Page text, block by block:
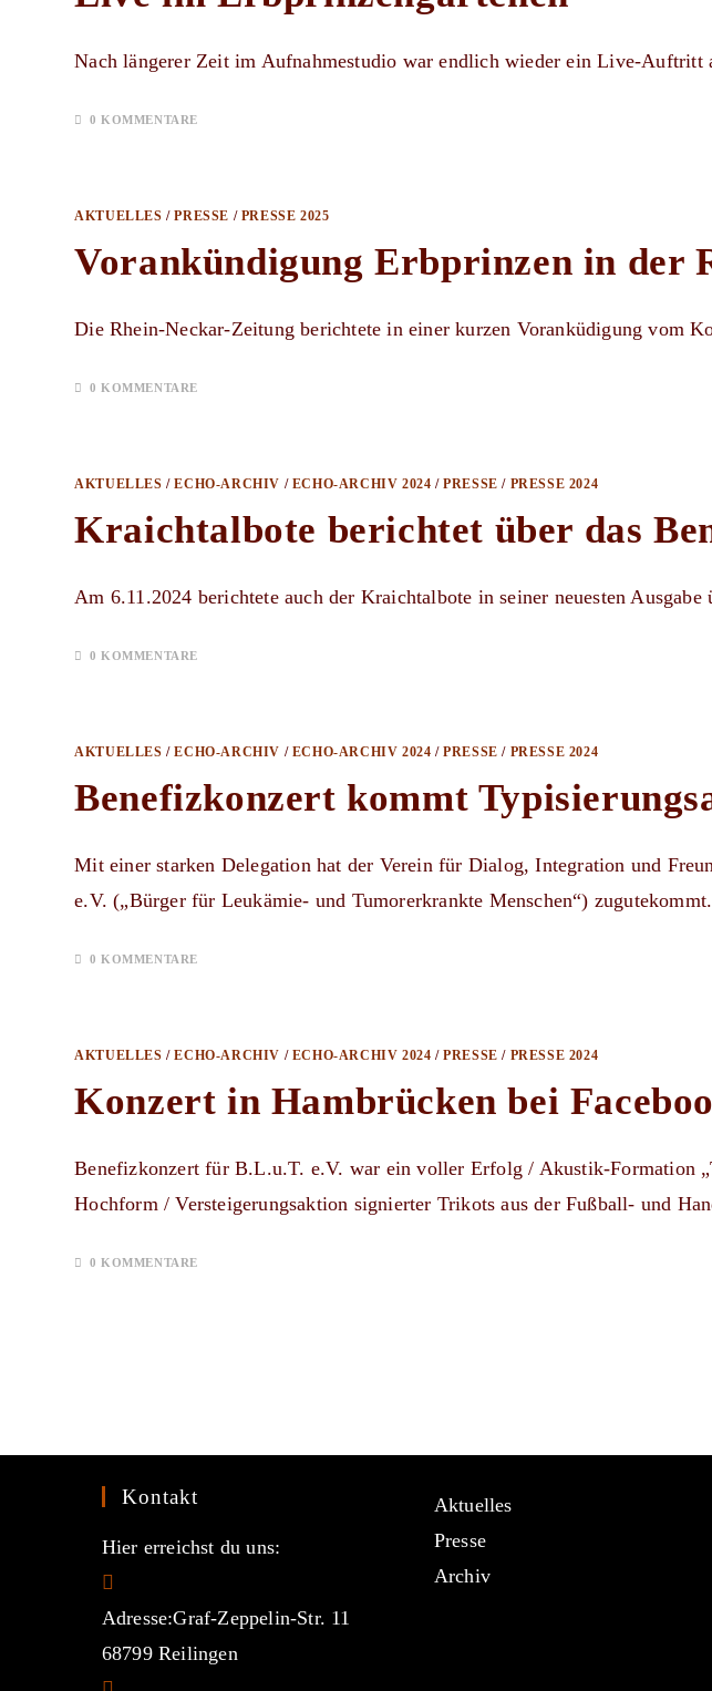
Nach längerer Zeit im Aufnahmestudio war endlich wieder ein Live-Auftritt
0 KOMMENTARE
AKTUELLES /PRESSE / PRESSE 2025
Vorankündigung Erbprinzen in der
Die Rhein-Neckar-Zeitung berichtete in einer kurzen Voranküdigung vom
0 KOMMENTARE
AKTUELLES /ECHO-ARCHIV / ECHO-ARCHIV 2024 /PRESSE / PRESSE 2024
Kraichtalbote berichtet über das
Am 6.11.2024 berichtete auch der Kraichtalbote in seiner neuesten
0 KOMMENTARE
AKTUELLES /ECHO-ARCHIV / ECHO-ARCHIV 2024 /PRESSE / PRESSE 2024
Benefizkonzert kommt
Mit einer starken Delegation hat der Verein für Dialog, Integration und
e.V. („Bürger für Leukämie- und Tumorerkrankte Menschen“) zugutekommt.
0 KOMMENTARE
AKTUELLES /ECHO-ARCHIV / ECHO-ARCHIV 2024 /PRESSE / PRESSE 2024
Konzert in Hambrücken bei
Benefizkonzert für B.L.u.T. e.V. war ein voller Erfolg / Akustik-Formation
Hochform / Versteigerungsaktion signierter Trikots aus der Fußball- und
0 KOMMENTARE
Kontakt
Hier erreichst du uns:
Adresse:Graf-Zeppelin-Str. 11
68799 Reilingen
Aktuelles
Presse
Archiv